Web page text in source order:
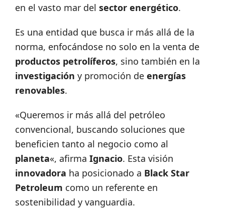
en el vasto mar del sector energético.
Es una entidad que busca ir más allá de la
norma, enfocándose no solo en la venta de
productos petrolíferos, sino también en la
investigación y promoción de energías
renovables.
«Queremos ir más allá del petróleo
convencional, buscando soluciones que
beneficien tanto al negocio como al
planeta«, afirma Ignacio. Esta visión
innovadora ha posicionado a Black Star
Petroleum como un referente en
sostenibilidad y vanguardia.